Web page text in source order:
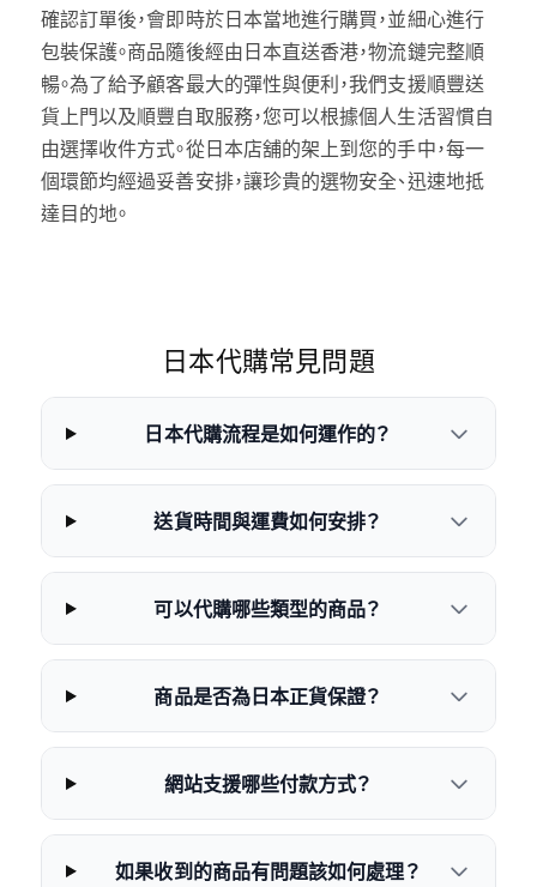
確認訂單後，會即時於日本當地進行購買，並細心進行
包裝保護。商品隨後經由日本直送香港，物流鏈完整順
暢。為了給予顧客最大的彈性與便利，我們支援順豐送
貨上門以及順豐自取服務，您可以根據個人生活習慣自
由選擇收件方式。從日本店舖的架上到您的手中，每一
個環節均經過妥善安排，讓珍貴的選物安全、迅速地抵
達目的地。
日本代購常見問題
日本代購流程是如何運作的？
送貨時間與運費如何安排？
可以代購哪些類型的商品？
商品是否為日本正貨保證？
網站支援哪些付款方式？
如果收到的商品有問題該如何處理？